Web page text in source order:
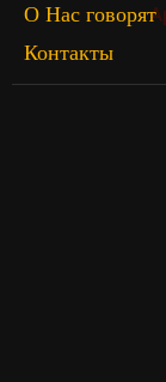
О Нас говорят
Контакты